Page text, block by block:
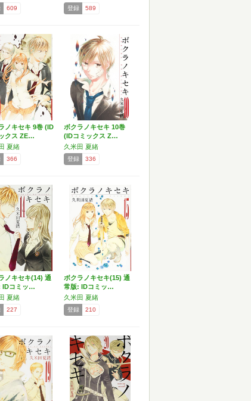
609 登録 589
ノキセキ 9巻 (ID
クス ZE…
夏緒
366
ボクラノキセキ 10巻
(IDコミックス Z…
久米田 夏緒
登録 336
ノキセキ(14) 通
IDコミッ…
夏緒
227
ボクラノキセキ(15) 通
常版: IDコミッ…
久米田 夏緒
登録 210